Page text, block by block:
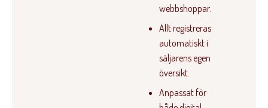
webbshoppar.
Allt registreras
automatiskt i
säljarens egen
översikt.
Anpassat för